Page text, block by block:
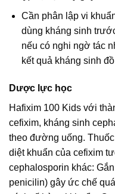
Cần phân lập vi
dùng kháng sinh
nếu có nghi ngờ tác
kết quả kháng sinh
Dược lực học
Hafixim 100 Kids với
cefixim, kháng sinh
theo đường uống.
diệt khuẩn của cefixim
cephalosporin khác:
penicilin) gây ức chế